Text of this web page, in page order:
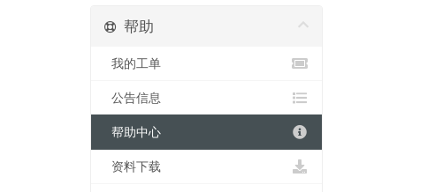
帮助
我的工单
公告信息
帮助中心
资料下载